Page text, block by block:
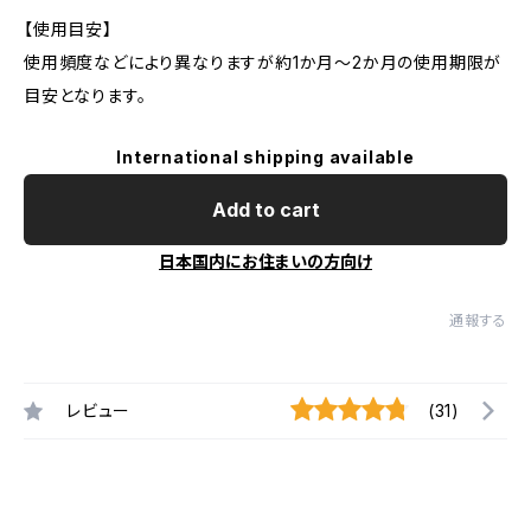
【使用目安】
使用頻度などにより異なりますが約1か月～2か月の使用期限が
目安となります。
International shipping available
Add to cart
日本国内にお住まいの方向け
通報する
レビュー (31)